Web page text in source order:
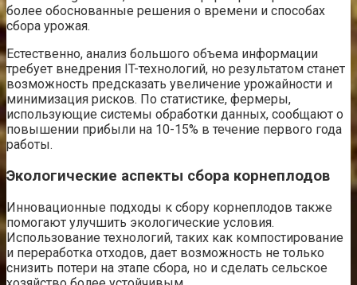
более обоснованные решения о времени и способах
сбора урожая.
Естественно, анализ большого объема информации
требует внедрения IT-технологий, но результатом станет
возможность предсказать увеличение урожайности и
минимизация рисков. По статистике, фермеры,
использующие системы обработки данных, сообщают о
повышении прибыли на 10-15% в течение первого года
работы.
Экологические аспекты сбора корнеплодов
Инновационные подходы к сбору корнеплодов также
помогают улучшить экологические условия.
Использование технологий, таких как компостирование
и переработка отходов, дает возможность не только
снизить потери на этапе сбора, но и сделать сельское